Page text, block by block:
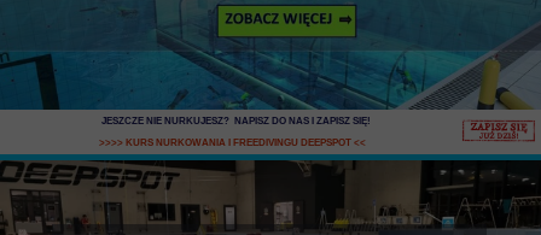
JESZCZE NIE NURKUJESZ? NAPISZ DO NAS I ZAPISZ SIĘ!
>>>> KURS NURKOWANIA I FREEDIVINGU DEEPSPOT<<